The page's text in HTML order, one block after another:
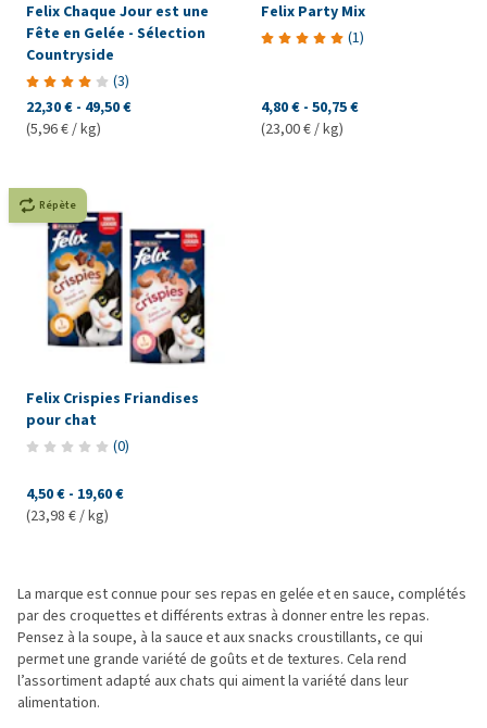
Felix Chaque Jour est une
Fête en Gelée - Sélection
Countryside
(3)
22,30 € - 49,50 €
(5,96 € / kg)
Felix Party Mix
(1)
4,80 € - 50,75 €
(23,00 € / kg)
Répète
Felix Crispies Friandises
pour chat
(0)
4,50 € - 19,60 €
(23,98 € / kg)
La marque est connue pour ses repas en gelée et en sauce, complétés
par des croquettes et différents extras à donner entre les repas.
Pensez à la soupe, à la sauce et aux snacks croustillants, ce qui
permet une grande variété de goûts et de textures. Cela rend
l’assortiment adapté aux chats qui aiment la variété dans leur
alimentation.